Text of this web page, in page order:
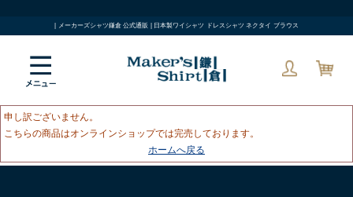
| メーカーズシャツ鎌倉 公式通販 | 日本製ワイシャツ ドレスシャツ ネクタイ ブラウス
申し訳ございません。
こちらの商品はオンラインショップでは完売しております。
ホームへ戻る